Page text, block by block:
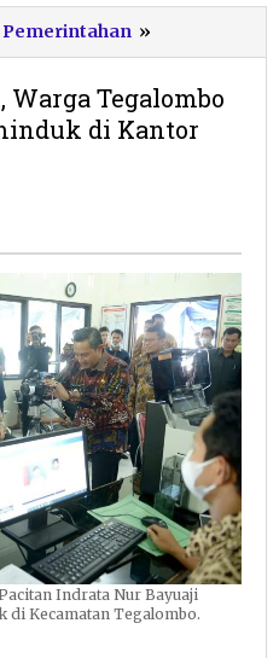
Pemerintahan »
Layanan,
Tegalombo
Kini
Kantor
Kecamatan
Tegalombo
di Kantor
Indrata Nur Bayuaji
di Kecamatan Tegalombo.